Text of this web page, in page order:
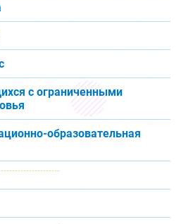
с ограниченными
образовательная